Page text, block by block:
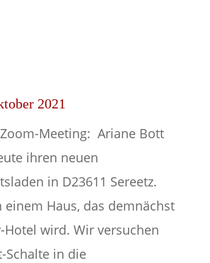
2021
Meeting: Ariane Bott
ihren neuen
in D23611 Sereetz.
einem Haus, das demnächst
Hotel wird. Wir versuchen
Schalte in die